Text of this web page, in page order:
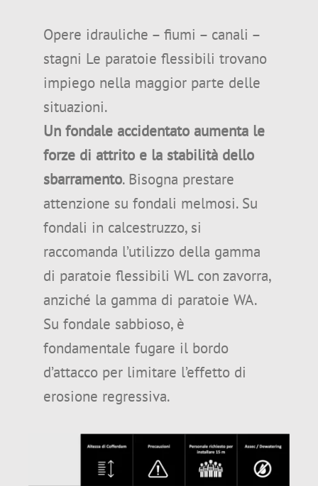
Opere idrauliche – fiumi – canali –
stagni Le paratoie flessibili trovano
impiego nella maggior parte delle
situazioni.
Un fondale accidentato aumenta le
forze di attrito e la stabilità dello
sbarramento. Bisogna prestare
attenzione su fondali melmosi. Su
fondali in calcestruzzo, si
raccomanda l’utilizzo della gamma
di paratoie flessibili WL con zavorra,
anziché la gamma di paratoie WA.
Su fondale sabbioso, è
fondamentale fugare il bordo
d’attacco per limitare l’effetto di
erosione regressiva.